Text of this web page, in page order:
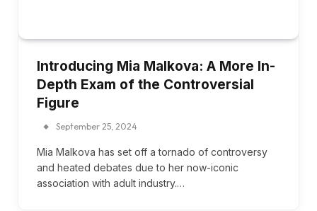
Introducing Mia Malkova: A More In-
Depth Exam of the Controversial
Figure
September 25, 2024
Mia Malkova has set off a tornado of controversy
and heated debates due to her now-iconic
association with adult industry.…